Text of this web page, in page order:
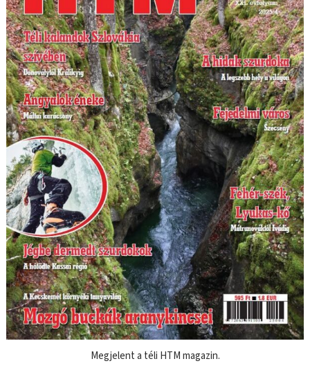
Megjelent a téli HTM magazin.